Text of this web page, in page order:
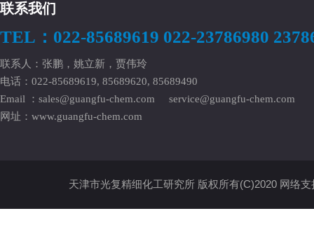
联系我们
TEL：022-85689619 022-23786980
联系人：张鹏，姚立新，贾伟玲
电话：022-85689619, 85689620, 85689490
Email ： sales@guangfu-chem.com
service@guangfu-chem.com
网址： www.guangfu-chem.com
天津市光复精细化工研究所版权所有(C)2020 网络支